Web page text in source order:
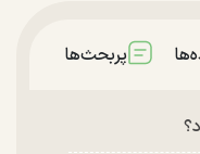
پربحث‌ها